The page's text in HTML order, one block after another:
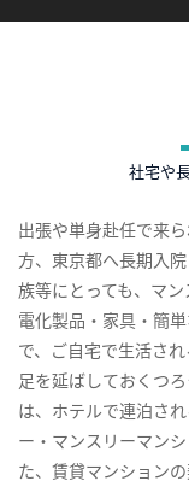
社宅や
出張や単身赴任で来
方、東京都へ長期入
族等にとっても、マン
電化製品・家具・簡
で、ご自宅で生活さ
足を延ばしておくつ
は、ホテルで連泊さ
ー・マンスリーマン
た、賃貸マンション